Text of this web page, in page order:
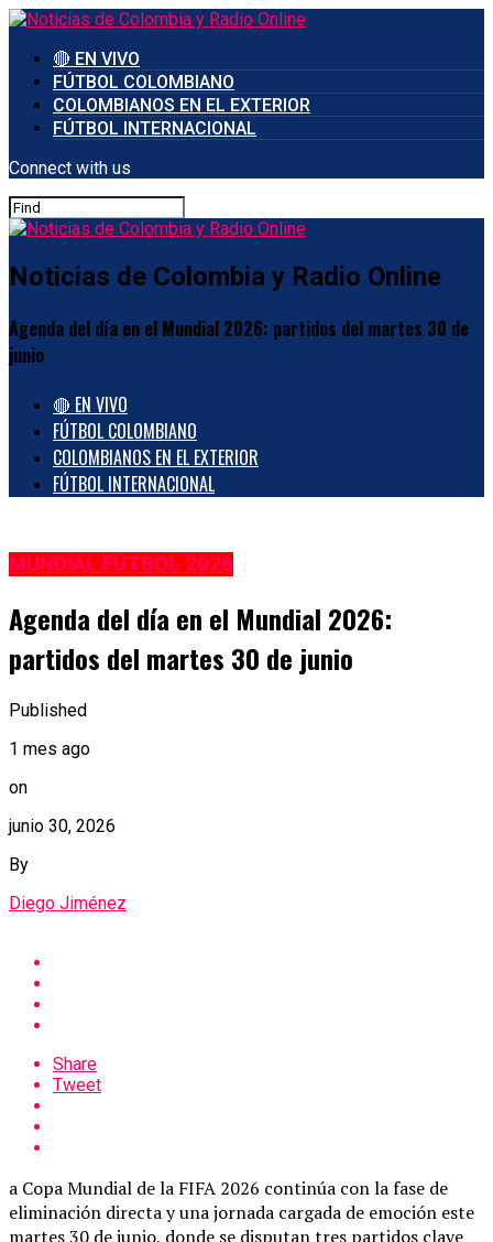
🔴 EN VIVO
FÚTBOL COLOMBIANO
COLOMBIANOS EN EL EXTERIOR
FÚTBOL INTERNACIONAL
Connect with us
Noticias de Colombia y Radio Online
Agenda del día en el Mundial 2026: partidos del martes 30 de
junio
🔴 EN VIVO
FÚTBOL COLOMBIANO
COLOMBIANOS EN EL EXTERIOR
FÚTBOL INTERNACIONAL
MUNDIAL FÚTBOL 2026
Agenda del día en el Mundial 2026:
partidos del martes 30 de junio
Published
1 mes ago
on
junio 30, 2026
By
Diego Jiménez
Share
Tweet
a Copa Mundial de la FIFA 2026 continúa con la fase de
eliminación directa y una jornada cargada de emoción este
martes 30 de junio, donde se disputan tres partidos clave